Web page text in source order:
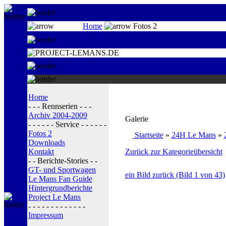
Home Fotos 2
Home
- - - Rennserien - - -
Archiv 2004-2009
- - - - - - Service - - - - - -
Fotos 2
Downloads
Kontakt
- - Berichte-Stories - -
GT- und Sportwagen
Le Mans Fan Guide
Hintergrundberichte
Project Le Mans
- - - - - - - - - - - - -
Impressum
Galerie
Startseite» 24H Le Mans»
Zurück zur Kategorieübersicht
ein Bild zurück (Bild 1 von 43)